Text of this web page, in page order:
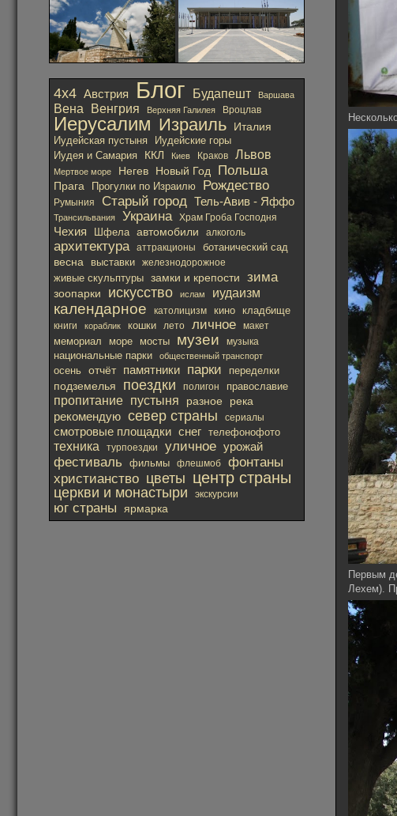
Первым
Лехем).
4х4 Австрия Блог Будапешт Варшава
Вена Венгрия Верхняя Галилея Вроцлав
Иерусалим Израиль Италия
Иудейская пустыня
Иудейские горы
Иудея и Самария
ККЛ Киев Краков Львов
Мертвое море Негев Новый Год Польша
Прага Прогулки по Израилю Рождество
Румыния Старый город Тель-Авив - Яффо
Трансильвания Украина Храм Гроба Господня
Чехия Шфела автомобили алкоголь
архитектура аттракционы ботанический сад
весна выставки
железнодорожное
живые скульптуры
замки и крепости зима
зоопарки искусство ислам иудаизм
календарное католицизм кино кладбище
книги кораблик кошки лето личное макет
мемориал море мосты музеи музыка
национальные парки общественный транспорт
осень отчёт памятники парки переделки
подземелья поездки полигон православие
пропитание пустыня разное река
рекомендую север страны сериалы
смотровые площадки снег телефонофото
техника турпоездки уличное урожай
фестиваль фильмы флешмоб фонтаны
христианство цветы центр страны
церкви и монастыри экскурсии
юг страны ярмарка